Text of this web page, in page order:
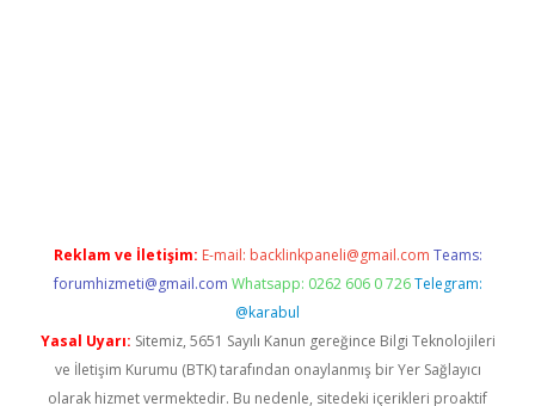
Reklam ve İletişim: E-mail: backlinkpaneli@gmail.com Teams:
forumhizmeti@gmail.com Whatsapp: 0262 606 0 726 Telegram:
@karabul
Yasal Uyarı: Sitemiz, 5651 Sayılı Kanun gereğince Bilgi Teknolojileri
ve İletişim Kurumu (BTK) tarafından onaylanmış bir Yer Sağlayıcı
olarak hizmet vermektedir. Bu nedenle, sitedeki içerikleri proaktif